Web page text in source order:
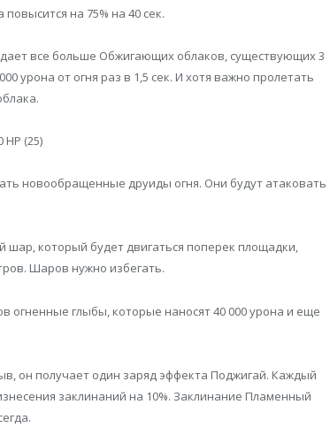
на 75% на 40 сек.
все больше Обжигающих облаков, существующих 3
урона от огня раз в 1,5 сек. И хотя важно пролетать
HP (25)
новообращенные друиды огня. Они будут атаковать
который будет двигаться поперек площадки,
Шаров нужно избегать.
огненные глыбы, которые наносят 40 000 урона и еще
он получает один заряд эффекта Поджигай. Каждый
заклинаний на 10%. Заклинание Пламенный